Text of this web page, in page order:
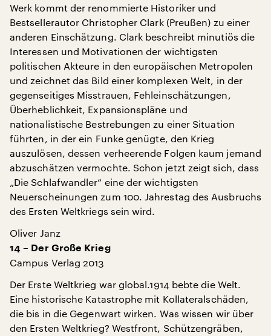
Werk kommt der renommierte Historiker und
Bestsellerautor Christopher Clark (Preußen) zu einer
anderen Einschätzung. Clark beschreibt minutiös die
Interessen und Motivationen der wichtigsten
politischen Akteure in den europäischen Metropolen
und zeichnet das Bild einer komplexen Welt, in der
gegenseitiges Misstrauen, Fehleinschätzungen,
Überheblichkeit, Expansionspläne und
nationalistische Bestrebungen zu einer Situation
führten, in der ein Funke genügte, den Krieg
auszulösen, dessen verheerende Folgen kaum jemand
abzuschätzen vermochte. Schon jetzt zeigt sich, dass
„Die Schlafwandler“ eine der wichtigsten
Neuerscheinungen zum 100. Jahrestag des Ausbruchs
des Ersten Weltkriegs sein wird.
Oliver Janz
14 – Der Große Krieg
Campus Verlag 2013
Der Erste Weltkrieg war global.1914 bebte die Welt.
Eine historische Katastrophe mit Kollateralschäden,
die bis in die Gegenwart wirken. Was wissen wir über
den Ersten Weltkrieg? Westfront, Schützengräben,